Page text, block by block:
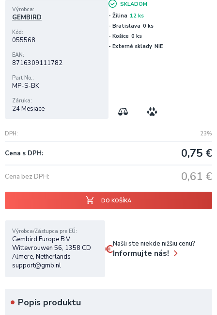
DPH 23%
Cena s DPH 0,75 €
Cena bez DPH 0,61 €
DO KOŠÍKA
Výrobca
GEMBIRD
Kód
055568
EAN
8716309111782
Part No.
MP-S-BK
Záruka
24 Mesiace
SKLADOM
- Žilina 12 ks
- Bratislava 0 ks
- Košice 0 ks
- Externé sklady NIE
Výrobca/Zástupca pre EÚ
Gembird Europe B.V.
Wittevrouwen 56, 1358 CD
Almere, Netherlands
support@gmb.nl
Našli ste niekde nižšiu cenu?
Informujte nás!
Popis produktu